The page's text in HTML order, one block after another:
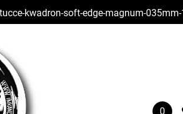
kwadron-soft-edge-magnum-035mm-
0